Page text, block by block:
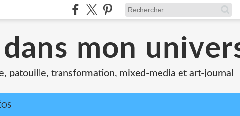
mon
patouille, transformation, mixed-media et art-journal